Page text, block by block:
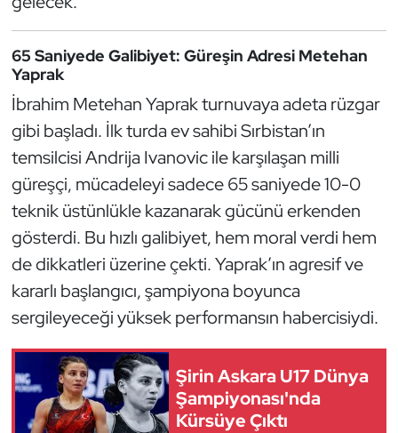
65 Saniyede Galibiyet: Güreşin Adresi Metehan
Yaprak
İbrahim Metehan Yaprak turnuvaya adeta rüzgar
gibi başladı. İlk turda ev sahibi Sırbistan’ın
temsilcisi Andrija Ivanovic ile karşılaşan milli
güreşçi, mücadeleyi sadece 65 saniyede 10-0
teknik üstünlükle kazanarak gücünü erkenden
gösterdi. Bu hızlı galibiyet, hem moral verdi hem
de dikkatleri üzerine çekti. Yaprak’ın agresif ve
kararlı başlangıcı, şampiyona boyunca
sergileyeceği yüksek performansın habercisiydi.
Şirin Askara U17 Dünya
Şampiyonası'nda
Kürsüye Çıktı
Güreş
Halter
Hava Sporları
Hentbol
İşitme Engelli Sporcular
Judo ve Kuraş
Kano ve Rafting
Karate